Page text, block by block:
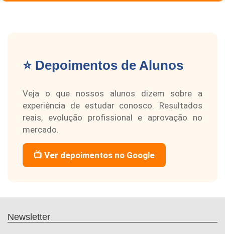
⭐ Depoimentos de Alunos
Veja o que nossos alunos dizem sobre a
experiência de estudar conosco. Resultados
reais, evolução profissional e aprovação no
mercado.
📺 Ver depoimentos no Google
Newsletter